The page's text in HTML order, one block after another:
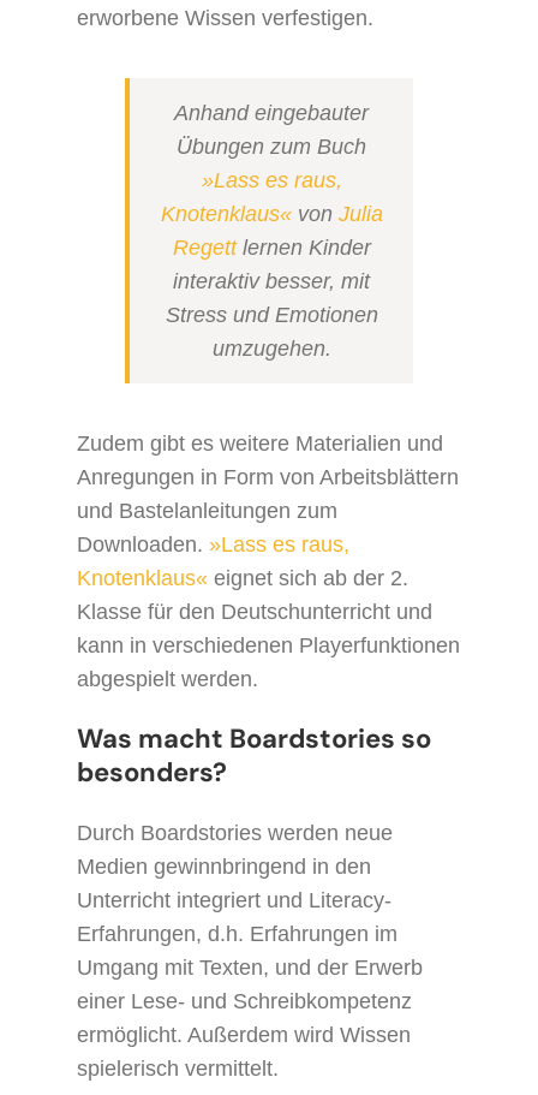
erworbene Wissen verfestigen.
Anhand eingebauter
Übungen zum Buch
»Lass es raus,
Knotenklaus«von Julia
Regettlernen Kinder
interaktiv besser, mit
Stress und Emotionen
umzugehen.
Zudem gibt es weitere Materialien und
Anregungen in Form von Arbeitsblättern
und Bastelanleitungen zum
Downloaden. »Lass es raus,
Knotenklaus« eignet sich ab der 2.
Klasse für den Deutschunterricht und
kann in verschiedenen Playerfunktionen
abgespielt werden.
Was macht Boardstories so
besonders?
Durch Boardstories werden neue
Medien gewinnbringend in den
Unterricht integriert und Literacy-
Erfahrungen, d.h. Erfahrungen im
Umgang mit Texten, und der Erwerb
einer Lese- und Schreibkompetenz
ermöglicht. Außerdem wird Wissen
spielerisch vermittelt.